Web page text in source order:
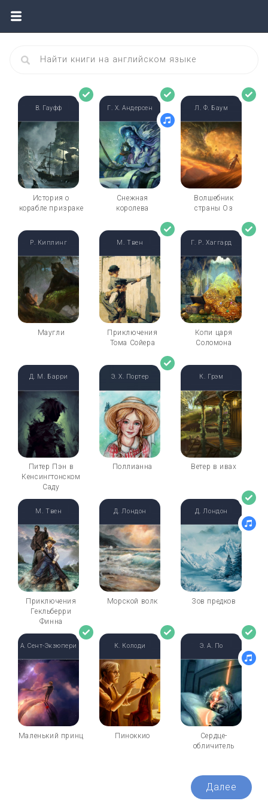
История о
корабле призраке
В. Гауфф
Снежная
королева
Г. Х. Андерсен
Волшебник
страны Оз
Л. Ф. Баум
Маугли
Р. Киплинг
Приключения
Тома Сойера
М. Твен
Копи царя
Соломона
Г. Р. Хаггард
Питер Пэн в
Кенсингтонском
Саду
Д. М. Барри
Поллианна
Э. Х. Портер
Ветер в ивах
К. Грэм
Приключения
Гекльберри
Финна
М. Твен
Морской волк
Д. Лондон
Зов предков
Д. Лондон
Маленький принц
А. Сент-Экзюпери
Пиноккио
К. Колоди
Сердце-
обличитель
Э. А. По
Далее